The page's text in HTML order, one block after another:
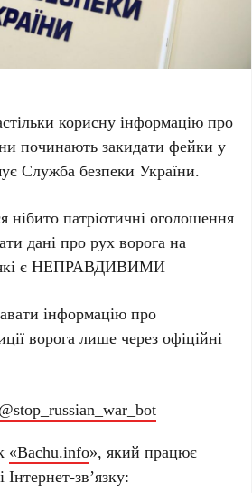
корисну інформацію про
починають закидати фейки у
Служба безпеки України.
нібито патріотичні оголошення
дані про рух ворога на
які є НЕПРАВДИВИМИ
інформацію про
ворога лише через офіційні
@stop_russian_war_bot
«Bachu.info», який працює
Інтернет-зв’язку: